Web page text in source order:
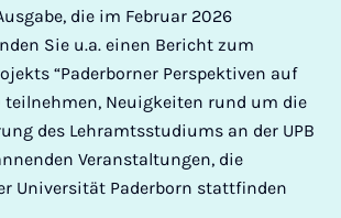
die im Februar 2026
Sie u.a. einen Bericht zum
“Paderborner Perspektiven auf
teilnehmen, Neuigkeiten rund um die
des Lehramtsstudiums an der UPB
Veranstaltungen, die
Universität Paderborn stattfinden